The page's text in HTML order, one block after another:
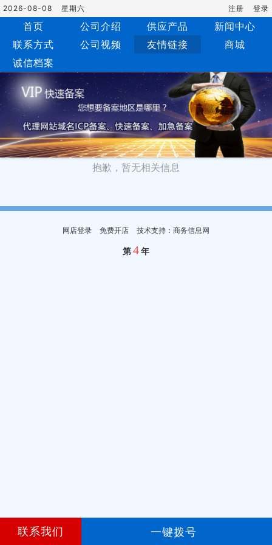
2026-08-08 星期六 注册 登录
首页 公司介绍 供应产品
新闻中心
联系方式
公司视频 友情链接
商城
诚信档案
抱歉，暂无相关信息
网店登录 免费开店 技术支持：商务信息网
第4年
联系我们 一键拨号